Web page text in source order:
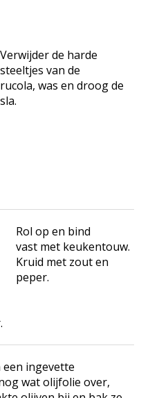
Verwijder de harde
steeltjes van de
rucola, was en droog de
sla.
Rol op en bind
vast met keukentouw.
Kruid met zout en
peper.
ingevette
wat olijfolie over,